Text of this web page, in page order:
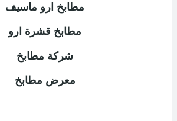
مطابخ ارو ماسيف
مطابخ قشرة ارو
شركة مطابخ
معرض مطابخ